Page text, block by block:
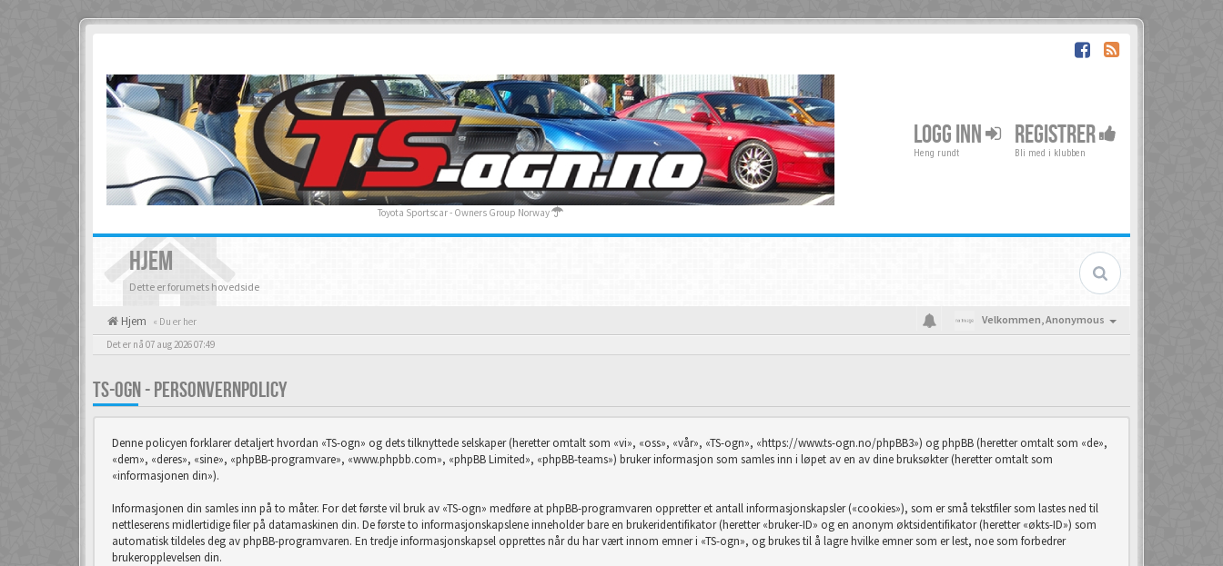
Toyota Sportscar - Owners Group Norway
LOGG INN
Heng rundt
REGISTRER
Bli med i klubben
HJEM
Dette er forumets hovedside
Hjem « Du er her Velkommen,Anonymous
Det er nå 07 aug 2026 07:49
TS-OGN - PERSONVERNPOLICY
Denne policyen forklarer detaljert hvordan «TS-ogn» og dets tilknyttede selskaper (heretter omtalt som «vi», «oss», «vår», «TS-ogn», «https://www.ts-ogn.no/phpBB3») og phpBB (heretter omtalt som «de»,
«dem», «deres», «sine», «phpBB-programvare», «www.phpbb.com», «phpBB Limited», «phpBB-teams») bruker informasjon som samles inn i løpet av en av dine bruksøkter (heretter omtalt som
«informasjonen din»).
Informasjonen din samles inn på to måter. For det første vil bruk av «TS-ogn» medføre at phpBB-programvaren oppretter et antall informasjonskapsler («cookies»), som er små tekstfiler som lastes ned til
nettleserens midlertidige filer på datamaskinen din. De første to informasjonskapslene inneholder bare en brukeridentifikator (heretter «bruker-ID» og en anonym øktsidentifikator (heretter «økts-ID») som
automatisk tildeles deg av phpBB-programvaren. En tredje informasjonskapsel opprettes når du har vært innom emner i «TS-ogn», og brukes til å lagre hvilke emner som er lest, noe som forbedrer
brukeropplevelsen din.